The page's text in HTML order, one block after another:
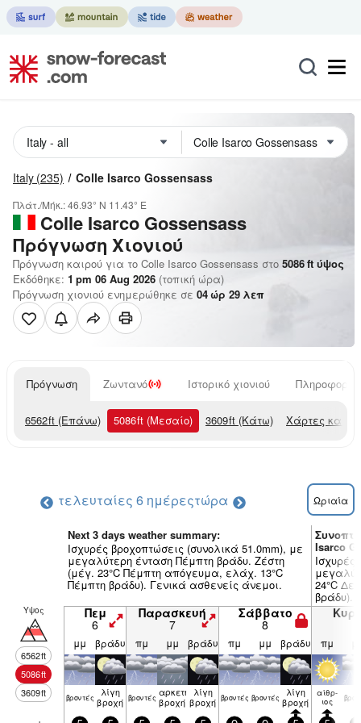
Italy (235) Colle Isarco Gossensass
Πλάτ./Μήκ.:46.93° N 11.43° E
Colle Isarco Gossensass
Πρόγνωση Χιονιού
Πρόγνωση καιρού για το Colle Isarco Gossensass στο 5086ft ύψος
Εκδόθηκε: 1 pm 06 Aug 2026 (τοπική ώρα)
Πρόγνωση χιονιού ενημερώθηκε σε 04ώρ 29 λεπ
Πρόγνωση Ζωντανό Ιστορικό χιονιού
6562ft (Επάνω) 5086ft (Μεσαίο) 3609ft (Κάτω) Χάρτες
τελευταίες 6 ημέρεςτώρα Ωριαία
Next 3 days weather summary:
Ισχυρές βροχοπτώσεις (συνολικά 51.0mm), με
μεγαλύτερη ένταση Πέμπτη βράδυ. Ζέστη
(μέγ. 23°C Πέμπτη απόγευμα, ελάχ. 13°C
Πέμπτη βράδυ). Γενικά ασθενείς άνεμοι.
Isarco
24°C
βράδυ).
Υψος
6562ft
5086ft
3609ft
Πεμ
6
Παρασκευή
7
Σάββατο
8
μμ βράδυ πμ μμ βράδυ πμ μμ βράδυ πμ
βρον­τές λίγη
βροχή βρον­τές αρκετή
βροχή
λίγη
βροχή βρον­τές βρον­τές λίγη
βροχή
αίθρ­
ιος